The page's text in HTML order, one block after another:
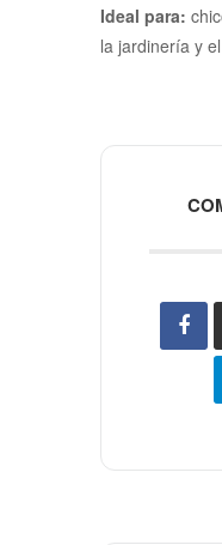
Ideal para:
la jardinería y